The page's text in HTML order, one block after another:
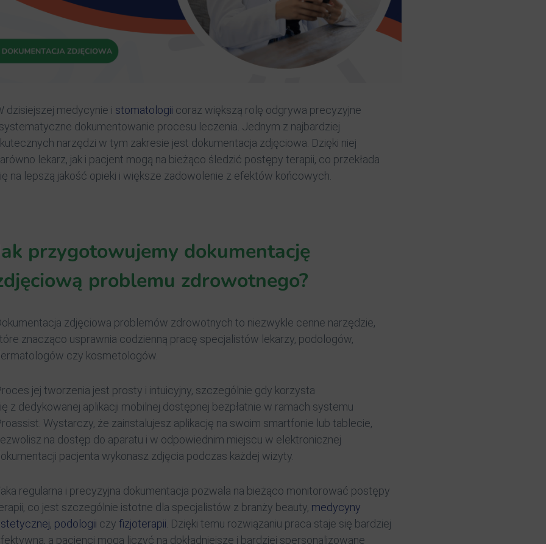
dzisiejszej medycynie i stomatologii coraz większą rolę odgrywa precyzyjne
dokumentowanie procesu leczenia. Jednym z najbardziej
narzędzi w tym zakresie jest dokumentacja zdjęciowa. Dzięki niej
lekarz, jak i pacjent mogą na bieżąco śledzić postępy terapii, co przekłada
na lepszą jakość opieki i większe zadowolenie z efektów końcowych.
przygotowujemy dokumentację
problemu zdrowotnego?
zdjęciowa problemów zdrowotnych to niezwykle cenne narzędzie,
znacząco usprawnia codzienną pracę specjalistów lekarzy, podologów,
czy kosmetologów.
jej tworzenia jest prosty i intuicyjny, szczególnie gdy korzysta
z dedykowanej aplikacji mobilnej dostępnej bezpłatnie w ramach systemu
Wystarczy, że zainstalujesz aplikację na swoim smartfonie lub tablecie,
na dostęp do aparatu i w odpowiednim miejscu w elektronicznej
pacjenta wykonasz zdjęcia podczas każdej wizyty.
regularna i precyzyjna dokumentacja pozwala na bieżąco monitorować postępy
co jest szczególnie istotne dla specjalistów z branży beauty, medycyny
, podologii czyfizjoterapii. Dzięki temu rozwiązaniu praca staje się bardziej
a pacjenci mogą liczyć na dokładniejsze i bardziej spersonalizowane